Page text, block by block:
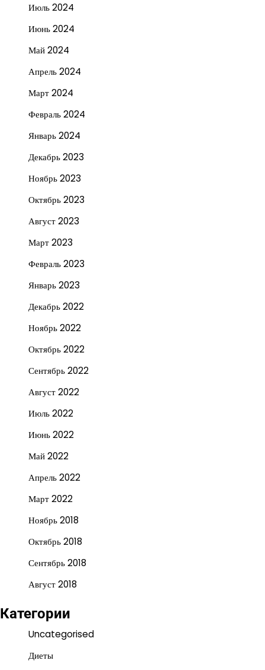
Июль 2024
Июнь 2024
Май 2024
Апрель 2024
Март 2024
Февраль 2024
Январь 2024
Декабрь 2023
Ноябрь 2023
Октябрь 2023
Август 2023
Март 2023
Февраль 2023
Январь 2023
Декабрь 2022
Ноябрь 2022
Октябрь 2022
Сентябрь 2022
Август 2022
Июль 2022
Июнь 2022
Май 2022
Апрель 2022
Март 2022
Ноябрь 2018
Октябрь 2018
Сентябрь 2018
Август 2018
Категории
Uncategorised
Диеты